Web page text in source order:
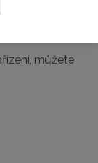
můžete